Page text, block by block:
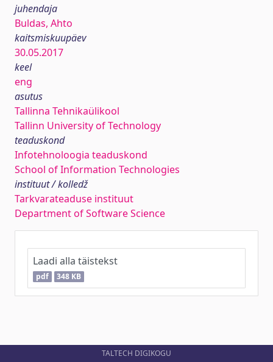
juhendaja
Buldas, Ahto
kaitsmiskuupäev
30.05.2017
keel
eng
asutus
Tallinna Tehnikaülikool
Tallinn University of Technology
teaduskond
Infotehnoloogia teaduskond
School of Information Technologies
instituut / kolledž
Tarkvarateaduse instituut
Department of Software Science
Laadi alla täistekst
pdf 348 KB
TALTECH DIGIKOGU